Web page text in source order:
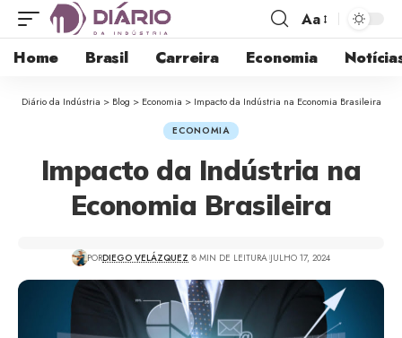
Aa
Home Brasil Carreira Economia
Diário da Indústria > Blog > Economia > Impacto da Indústria na Economia Brasileira
ECONOMIA
Impacto da Indústria na
Economia Brasileira
PORDIEGO VELÁZQUEZ 8 MIN DE LEITURA JULHO 17, 2024